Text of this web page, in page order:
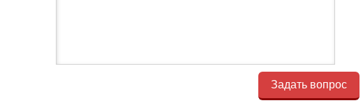
Задать вопрос